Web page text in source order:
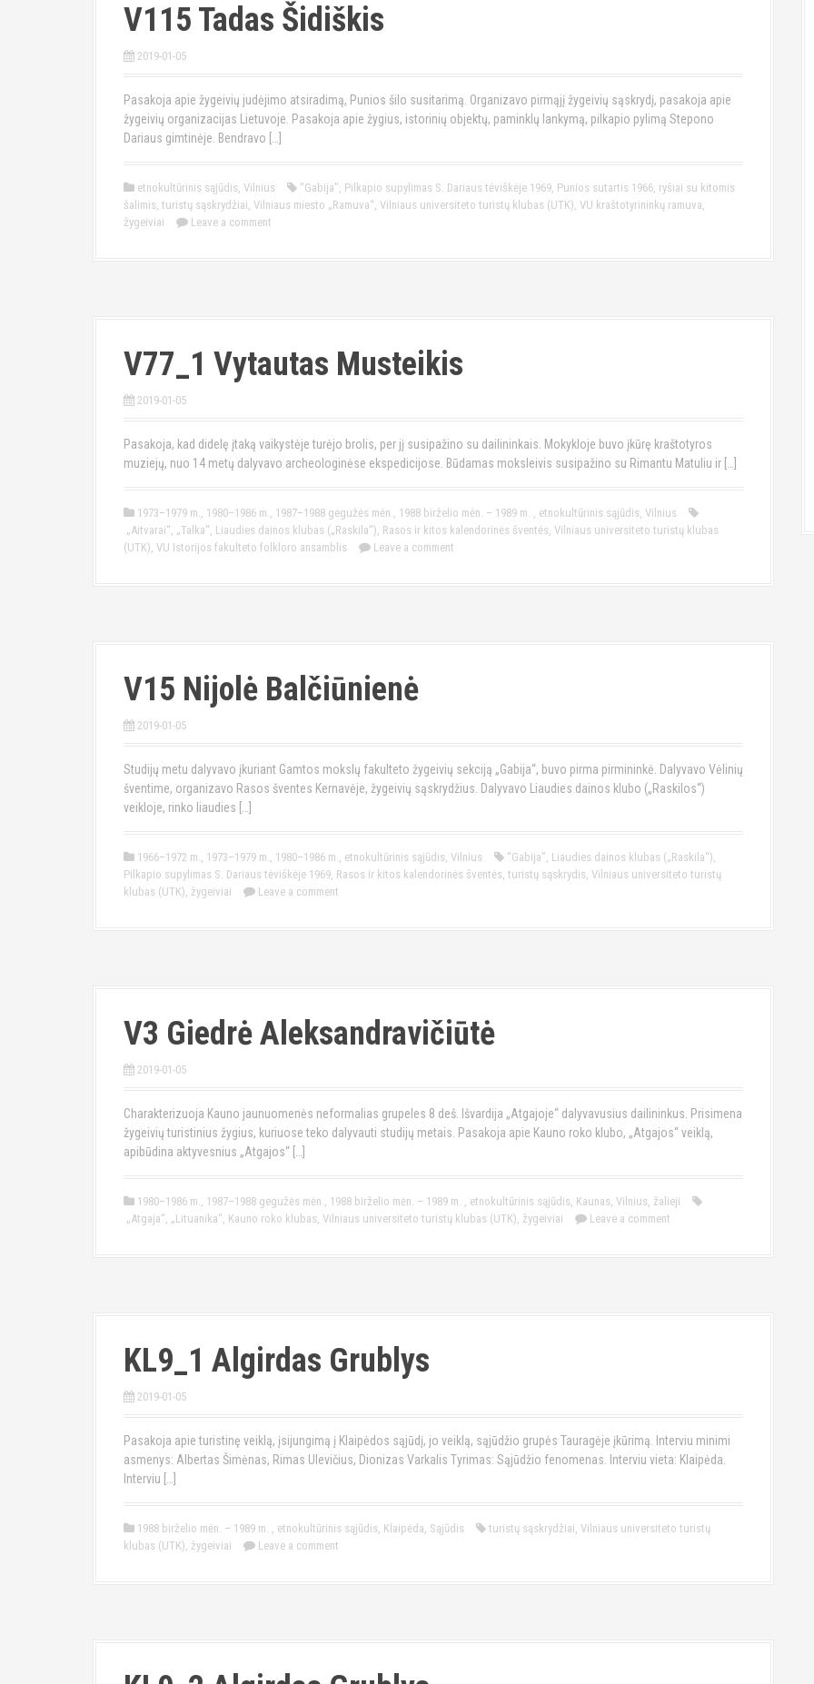
V115 Tadas Šidiškis
2019-01-05
Pasakoja apie žygeivių judėjimo atsiradimą, Punios šilo susitarimą. Organizavo pirmąjį žygeivių sąskrydį, pasakoja apie
žygeivių organizacijas Lietuvoje. Pasakoja apie žygius, istorinių objektų, paminklų lankymą, pilkapio pylimą Stepono
Dariaus gimtinėje. Bendravo […]
etnokultūrinis sąjūdis, Vilnius “Gabija”, Pilkapio supylimas S. Dariaus tėviškėje 1969, Punios sutartis 1966, ryšiai su kitomis
šalimis, turistų sąskrydžiai, Vilniaus miesto „Ramuva“, Vilniaus universiteto turistų klubas (UTK), VU kraštotyrininkų ramuva,
žygeiviai
Leave a comment
V77_1 Vytautas Musteikis
2019-01-05
Pasakoja, kad didelę įtaką vaikystėje turėjo brolis, per jį susipažino su dailininkais. Mokykloje buvo įkūrę kraštotyros
muziejų, nuo 14 metų dalyvavo archeologinėse ekspedicijose. Būdamas moksleivis susipažino su Rimantu Matuliu ir […]
1973–1979 m., 1980–1986 m., 1987–1988 gegužės mėn., 1988 birželio mėn. – 1989 m. , etnokultūrinis sąjūdis, Vilnius
„Aitvarai“, „Talka“, Liaudies dainos klubas („Raskila“), Rasos ir kitos kalendorinės šventės, Vilniaus universiteto turistų klubas
(UTK), VU Istorijos fakulteto folkloro ansamblis Leave a comment
V15 Nijolė Balčiūnienė
2019-01-05
Studijų metu dalyvavo įkuriant Gamtos mokslų fakulteto žygeivių sekciją „Gabija“, buvo pirma pirmininkė. Dalyvavo Vėlinių
šventime, organizavo Rasos šventes Kernavėje, žygeivių sąskrydžius. Dalyvavo Liaudies dainos klubo („Raskilos“)
veikloje, rinko liaudies […]
1966–1972 m., 1973–1979 m., 1980–1986 m., etnokultūrinis sąjūdis, Vilnius “Gabija”, Liaudies dainos klubas („Raskila“),
Pilkapio supylimas S. Dariaus tėviškėje 1969, Rasos ir kitos kalendorinės šventės, turistų sąskrydis, Vilniaus universiteto turistų
klubas (UTK), žygeiviai Leave a comment
V3 Giedrė Aleksandravičiūtė
2019-01-05
Charakterizuoja Kauno jaunuomenės neformalias grupeles 8 deš. Išvardija „Atgajoje“ dalyvavusius dailininkus. Prisimena
žygeivių turistinius žygius, kuriuose teko dalyvauti studijų metais. Pasakoja apie Kauno roko klubo, „Atgajos“ veiklą,
apibūdina aktyvesnius „Atgajos“ […]
1980–1986 m., 1987–1988 gegužės mėn., 1988 birželio mėn. – 1989 m. , etnokultūrinis sąjūdis, Kaunas, Vilnius, žalieji
„Atgaja“, „Lituanika“, Kauno roko klubas, Vilniaus universiteto turistų klubas (UTK), žygeiviai Leave a comment
KL9_1 Algirdas Grublys
2019-01-05
Pasakoja apie turistinę veiklą, įsijungimą į Klaipėdos sąjūdį, jo veiklą, sąjūdžio grupės Tauragėje įkūrimą. Interviu minimi
asmenys: Albertas Šimėnas, Rimas Ulevičius, Dionizas Varkalis Tyrimas: Sąjūdžio fenomenas. Interviu vieta: Klaipėda.
Interviu […]
1988 birželio mėn. – 1989 m. , etnokultūrinis sąjūdis, Klaipėda, Sąjūdis turistų sąskrydžiai, Vilniaus universiteto turistų
klubas (UTK), žygeiviai Leave a comment